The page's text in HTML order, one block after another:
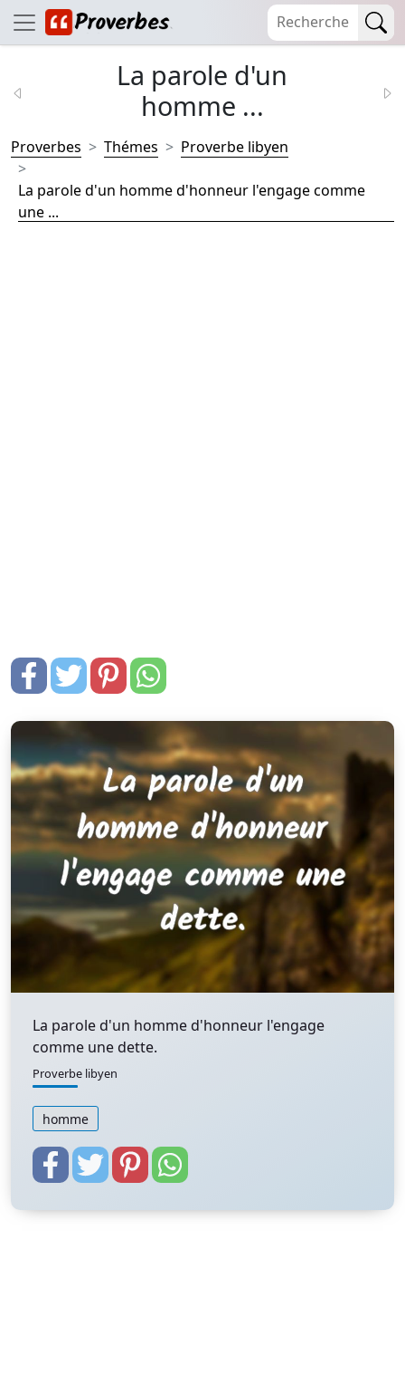
La parole d'un
homme ...
Proverbes Thémes Proverbe libyen
La parole d'un homme d'honneur l'engage comme
une ...
La parole d'un homme d'honneur l'engage
comme une dette.
Proverbe libyen
homme